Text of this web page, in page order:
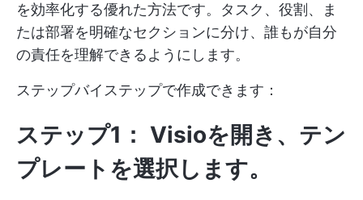
を効率化する優れた方法です。タスク、役割、ま
たは部署を明確なセクションに分け、誰もが自分
の責任を理解できるようにします。
ステップバイステップで作成できます：
ステップ1： Visioを開き、テン
プレートを選択します。